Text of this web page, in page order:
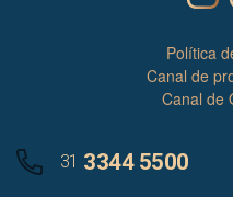
Política
Canal de
Canal de
31 3344 5500